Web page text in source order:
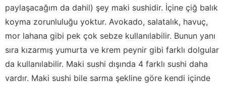
paylaşacağım da dahil) şey maki sushidir. İçine çiğ balık
koyma zorunluluğu yoktur. Avokado, salatalık, havuç,
mor lahana gibi pek çok sebze kullanılabilir. Bunun yanı
sıra kızarmış yumurta ve krem peynir gibi farklı dolgular
da kullanılabilir. Maki sushi dışında 4 farklı sushi daha
vardır. Maki sushi bile sarma şekline göre kendi içinde